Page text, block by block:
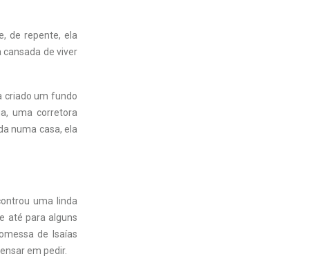
de repente, ela
cansada de viver
criado um fundo
uma corretora
numa casa, ela
uma linda
até para alguns
de Isaías
em pedir.